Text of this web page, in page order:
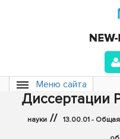
Меню сайта
Диссертации
науки // 13.00.01 - Общая